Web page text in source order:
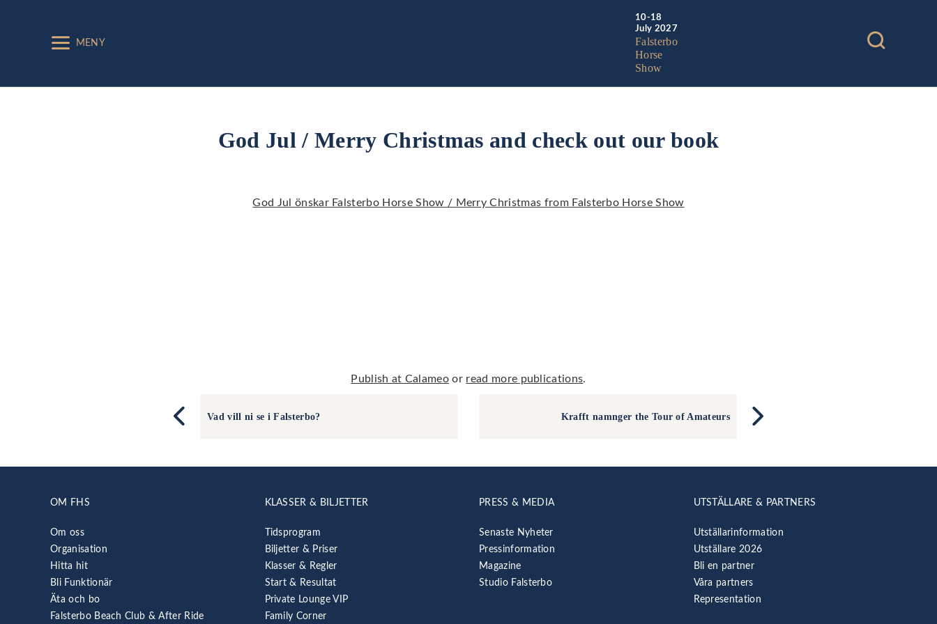
MENY
10-18
July 2027
Falsterbo
Horse
Show
God Jul / Merry Christmas and check out our book
God Jul önskar Falsterbo Horse Show / Merry Christmas from Falsterbo Horse Show
Publish at Calameo or read more publications.
Vad vill ni se i Falsterbo? Krafft namnger the Tour of Amateurs
OM FHS
Om oss
Organisation
Hitta hit
Bli Funktionär
Äta och bo
Falsterbo Beach Club & After Ride
KLASSER & BILJETTER
Tidsprogram
Biljetter & Priser
Klasser & Regler
Start & Resultat
Private Lounge VIP
Family Corner
PRESS & MEDIA
Senaste Nyheter
Pressinformation
Magazine
Studio Falsterbo
UTSTÄLLARE & PARTNERS
Utställarinformation
Utställare 2026
Bli en partner
Våra partners
Representation